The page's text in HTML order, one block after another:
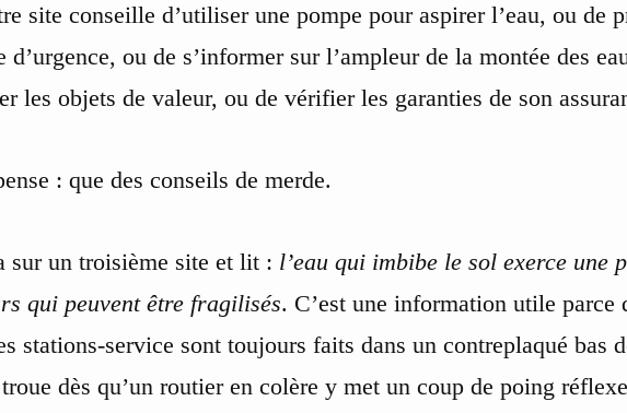
site conseille d’utiliser une pompe pour aspirer l’eau, ou de
d’urgence, ou de s’informer sur l’ampleur de la montée des
les objets de valeur, ou de vérifier les garanties de son
: que des conseils de merde.
sur un troisième site et lit : l’eau qui imbibe le sol exerce une
qui peuvent être fragilisés. C’est une information utile parce
stations-service sont toujours faits dans un contreplaqué bas
dès qu’un routier en colère y met un coup de poing